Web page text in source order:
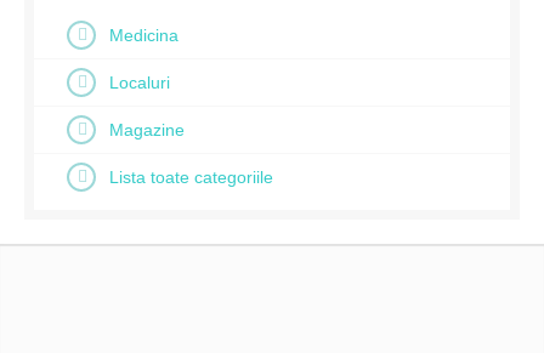
Medicina
Localuri
Magazine
Lista toate categoriile